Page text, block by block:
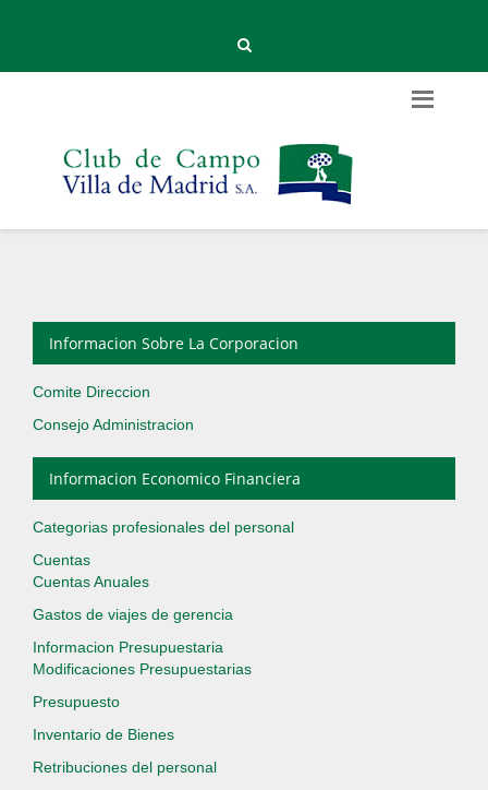
Informacion Sobre La Corporacion
Comite Direccion
Consejo Administracion
Informacion Economico Financiera
Categorias profesionales del personal
Cuentas
Cuentas Anuales
Gastos de viajes de gerencia
Informacion Presupuestaria
Modificaciones Presupuestarias
Presupuesto
Inventario de Bienes
Retribuciones del personal